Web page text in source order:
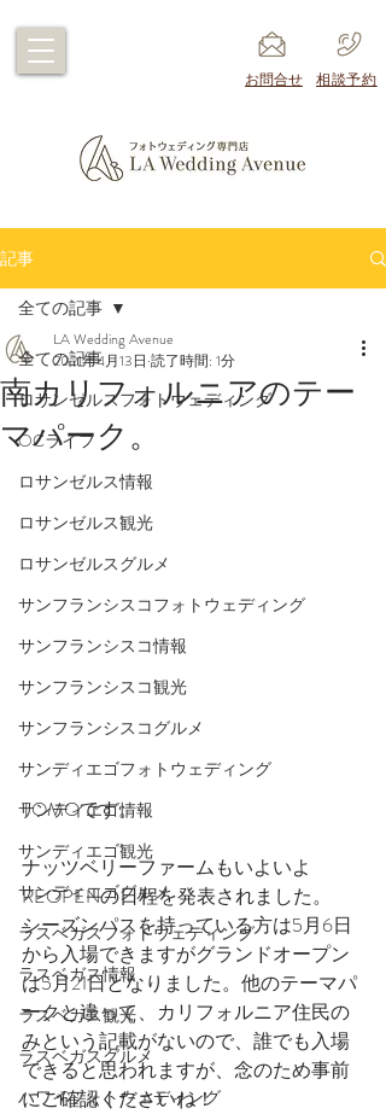
​お問合せ ​相談予約
記事
全ての記事
ロサンゼルスフォトウェディング
OCライフ
ロサンゼルス情報
ロサンゼルス観光
ロサンゼルスグルメ
サンフランシスコフォトウェディング
サンフランシスコ情報
サンフランシスコ観光
サンフランシスコグルメ
サンディエゴフォトウェディング
サンディエゴ情報
サンディエゴ観光
サンディエゴグルメ
ラスベガスフォトウェディング
ラスベガス情報
ラスベガス観光
ラスベガスグルメ
ハワイフォトウェディング
全ての記事
南カリフォルニアのテー
マパーク。
LA Wedding Avenue
2021年4月13日 読了時間: 1分
TOMOです。
ナッツベリーファームもいよいよ
REOPENの日程を発表されました。
シーズンパスを持っている方は5月6日
から入場できますがグランドオープン
は5月21日となりました。他のテーマパ
ークと違って、カリフォルニア住民の
みという記載がないので、誰でも入場
できると思われますが、念のため事前
にご確認くださいね！